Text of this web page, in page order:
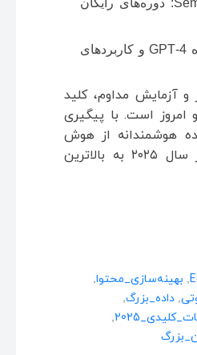
سایت Semrush Academy: دوره‌های رایگان
دوره‌های Udemy درباره GPT‑4 و کاربردهای
و آزمایش مداوم، کلید
امروز است. با پیگیری
هوشمندانه از هوش
مصنوعی، می‌توانید در سال ۲۰۲۵ به بالاترین
بهینه‌سازی_محتوا
داده_بزرگ